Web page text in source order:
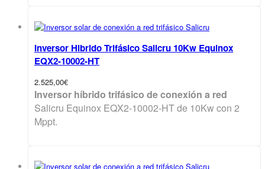
Inversor Hibrido Trifásico Salicru 10Kw Equinox
EQX2-10002-HT
2.525,00€
Inversor híbrido trifásico de conexión a red
Salicru Equinox EQX2-10002-HT de 10Kw con 2
Mppt.